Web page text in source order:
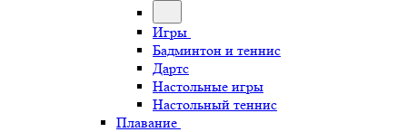
Игры
Бадминтон и теннис
Дартс
Настольные игры
Настольный теннис
Плавание